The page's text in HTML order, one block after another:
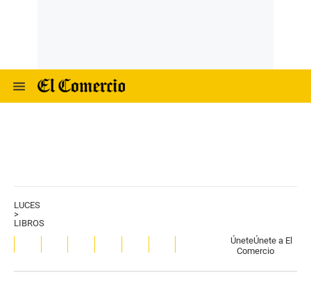
LUCES
>
LIBROS
ÚneteÚnete a El
Comercio